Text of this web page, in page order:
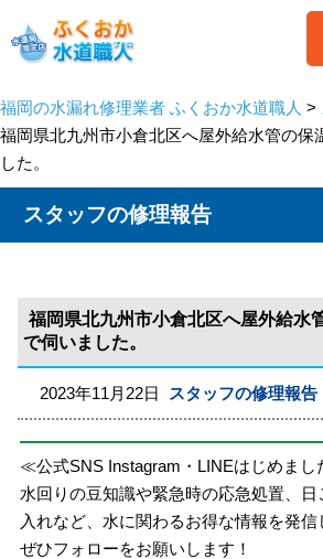
福岡の水漏れ修理業者 ふくおか水道職人 >
福岡県北九州市小倉北区へ屋外給水管の保
した。
スタッフの修理報告
福岡県北九州市小倉北区へ屋外給水
で伺いました。
2023年11月22日 スタッフの修理報告
≪公式SNS Instagram・LINEはじめま
水回りの豆知識や緊急時の応急処置、
入れなど、水に関わるお得な情報を発信
ぜひフォローをお願いします！